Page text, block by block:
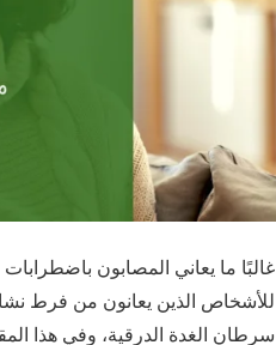
غالبًا ما يعاني المصابون
للأشخاص الذين يعانون من فرط نشاط
سرطان الغدة الدرقية، وفي هذا